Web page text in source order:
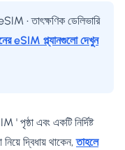
• তাৎক্ষণিক ডেলিভারি
eSIM প্ল্যানগুলো দেখুন
পৃষ্ঠা এবং একটি নির্দিষ্ট
নিয়ে দ্বিধায় থাকেন,তাহলে